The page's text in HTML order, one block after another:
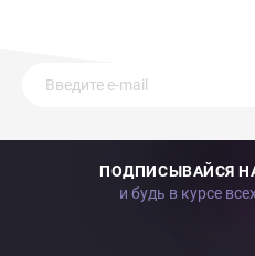
ПОДПИСЫВАЙСЯ
и будь в курсе